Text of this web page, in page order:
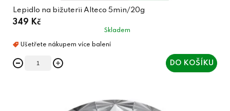
Lepidlo na bižuterii Alteco 5min/20g
349 Kč
Skladem
DO KOŠÍKU